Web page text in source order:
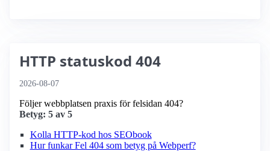
HTTP statuskod 404
2026-08-07
Följer webbplatsen praxis för felsidan 404?
Betyg: 5 av 5
Kolla HTTP-kod hos SEObook
Hur funkar Fel 404 som betyg på Webperf?